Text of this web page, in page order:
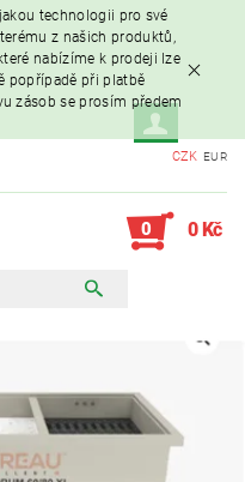
technologii pro své
z našich produktů,
nabízíme k prodeji lze
popřípadě při platbě
zásob se prosím předem
CZK EUR
0 0 Kč